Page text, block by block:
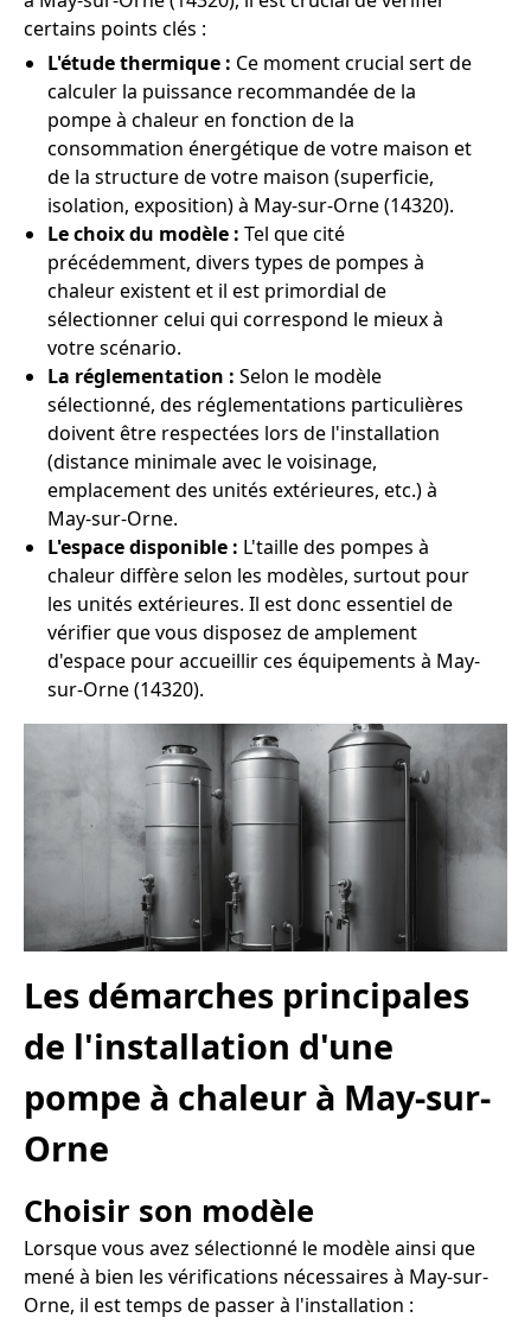
certains points clés :
L'étude thermique : Ce moment crucial sert de
calculer la puissance recommandée de la
pompe à chaleur en fonction de la
consommation énergétique de votre maison et
de la structure de votre maison (superficie,
isolation, exposition) à May-sur-Orne (14320).
Le choix du modèle : Tel que cité
précédemment, divers types de pompes à
chaleur existent et il est primordial de
sélectionner celui qui correspond le mieux à
votre scénario.
La réglementation : Selon le modèle
sélectionné, des réglementations particulières
doivent être respectées lors de l'installation
(distance minimale avec le voisinage,
emplacement des unités extérieures, etc.) à
May-sur-Orne.
L'espace disponible : L'taille des pompes à
chaleur diffère selon les modèles, surtout pour
les unités extérieures. Il est donc essentiel de
vérifier que vous disposez de amplement
d'espace pour accueillir ces équipements à May-
sur-Orne (14320).
Les démarches principales
de l'installation d'une
pompe à chaleur à May-sur-
Orne
Choisir son modèle
Lorsque vous avez sélectionné le modèle ainsi que
mené à bien les vérifications nécessaires à May-sur-
Orne, il est temps de passer à l'installation :